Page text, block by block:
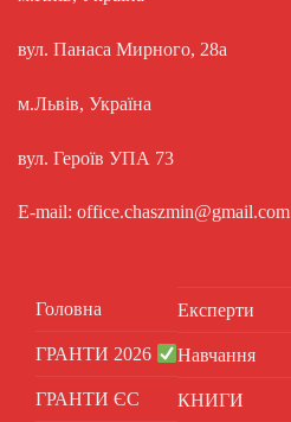
вул. Панаса Мирного, 28а
м.Львів, Україна
вул. Героїв УПА 73
E-mail: office.chaszmin@gmail.com
Головна
ГРАНТИ 2026
ГРАНТИ ЄС
Експерти
Навчання
КНИГИ